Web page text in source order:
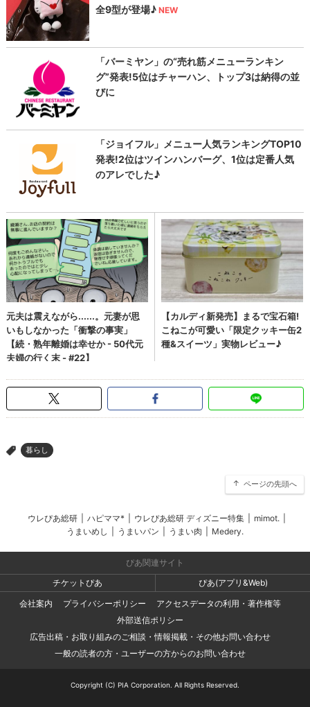
> 暮らし
ページの先頭へ
ウレぴあ総研 ハピママ* ウレぴあ総研 ディズニー特集 mimot.
うまいめし
うまいパン うまい肉 Medery.
ぴあ関連サイト
チケットぴあ
ぴあ(アプリ&Web)
会社案内
プライバシーポリシー
アクセスデータの利用・著作権等
外部送信ポリシー
広告出稿・お取り組みのご相談・情報掲載・その他お問い合わせ
一般の読者の方・ユーザーの方からのお問い合わせ
Copyright (C) PIA Corporation. All Rights Reserved.